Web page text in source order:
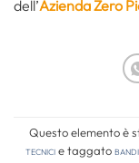
dell’Azienda Zero
Questo elemento è
tecnicie taggato